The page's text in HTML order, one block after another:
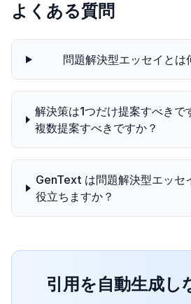
よくある質問
問題解決型エッセイとは
解決策は1つだけ提案すべきで
複数提案すべきですか？
GenText は問題解決型エッセ
役立ちますか？
引用を自動生成し